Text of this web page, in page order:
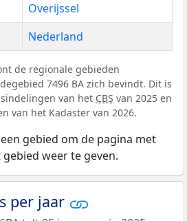
Overijssel
Nederland
de regionale gebieden
7496 BA zich bevindt. Dit is
van het CBS van 2025 en
van het Kadaster van 2026.
gebied om de pagina met
weer te geven.
per jaar